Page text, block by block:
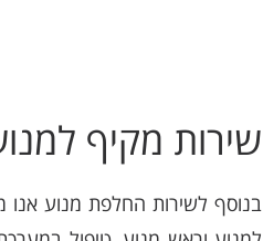
שירות מקיף
בנוסף לשירות החלפת מנוע אנו